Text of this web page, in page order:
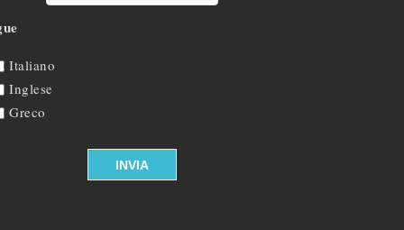
Italiano
Inglese
Greco